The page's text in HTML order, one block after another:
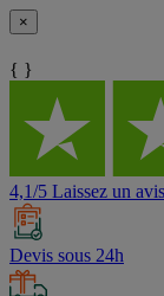
×
{ }
4,1/5 Laissez un avis
Devis sous 24h